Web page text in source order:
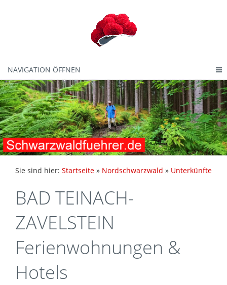
NAVIGATION ÖFFNEN
Sie sind hier: Startseite » Nordschwarzwald » Unterkünfte
BAD TEINACH-
ZAVELSTEIN
Ferienwohnungen &
Hotels